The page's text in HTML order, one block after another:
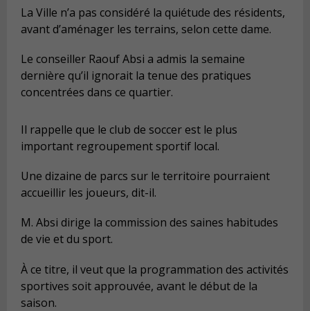
La Ville n’a pas considéré la quiétude des résidents,
avant d’aménager les terrains, selon cette dame.
Le conseiller Raouf Absi a admis la semaine
dernière qu’il ignorait la tenue des pratiques
concentrées dans ce quartier.
Il rappelle que le club de soccer est le plus
important regroupement sportif local.
Une dizaine de parcs sur le territoire pourraient
accueillir les joueurs, dit-il.
M. Absi dirige la commission des saines habitudes
de vie et du sport.
À ce titre, il veut que la programmation des activités
sportives soit approuvée, avant le début de la
saison.